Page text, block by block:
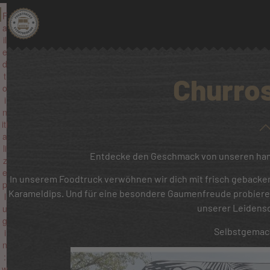
Entdecke den Geschmack von unseren
In unserem Foodtruck verwöhnen wir dich mit frisch
Karameldips. Und für eine besondere Gaumenfreude
unserer
F
a
il
e
d
t
o
i
n
iti
a
li
z
e
p
l
u
g
i
n
: